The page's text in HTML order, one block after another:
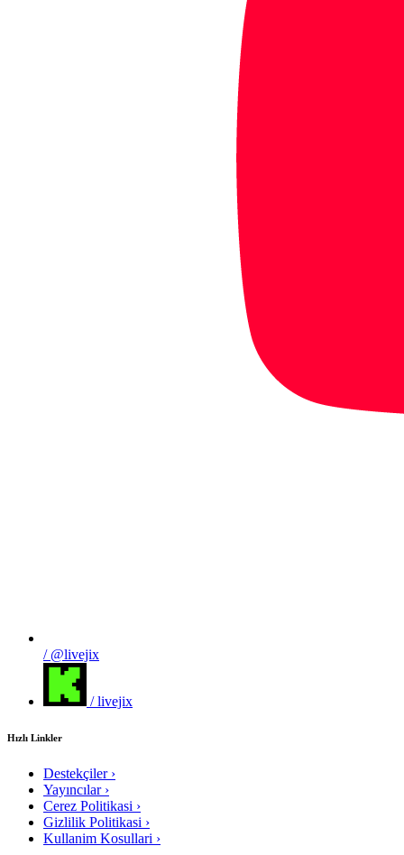
/ @livejix
/ livejix
Hızlı Linkler
Destekçiler ›
Yayıncılar ›
Cerez Politikasi ›
Gizlilik Politikasi ›
Kullanim Kosullari ›